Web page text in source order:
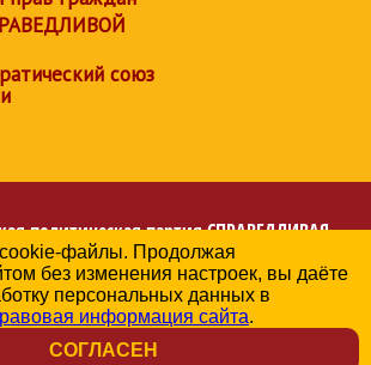
союз
политическая партияСПРАВЕДЛИВАЯ
РОССИЯ
партии в Краснодарском крае
© 2006-2026
обработки персональных данных
cookie-файлы. Продолжая
без изменения настроек, вы даёте
персональных данных в
информация сайта.
СОГЛАСЕН